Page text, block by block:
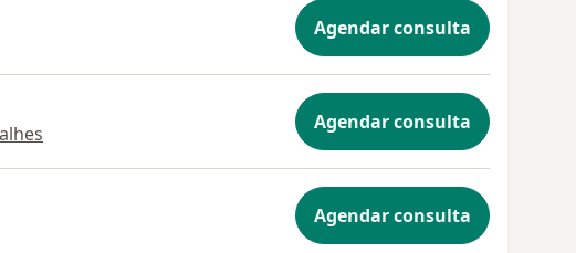
Agendar consulta
Agendar consulta
Agendar consulta